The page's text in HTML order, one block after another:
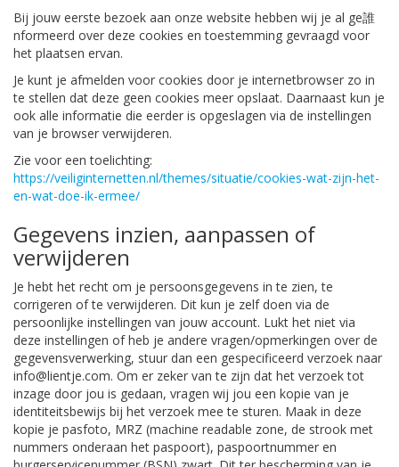
Bij jouw eerste bezoek aan onze website hebben wij je al ge誰
nformeerd over deze cookies en toestemming gevraagd voor
het plaatsen ervan.
Je kunt je afmelden voor cookies door je internetbrowser zo in
te stellen dat deze geen cookies meer opslaat. Daarnaast kun je
ook alle informatie die eerder is opgeslagen via de instellingen
van je browser verwijderen.
Zie voor een toelichting:
https://veiliginternetten.nl/themes/situatie/cookies-wat-zijn-het-
en-wat-doe-ik-ermee/
Gegevens inzien, aanpassen of
verwijderen
Je hebt het recht om je persoonsgegevens in te zien, te
corrigeren of te verwijderen. Dit kun je zelf doen via de
persoonlijke instellingen van jouw account. Lukt het niet via
deze instellingen of heb je andere vragen/opmerkingen over de
gegevensverwerking, stuur dan een gespecificeerd verzoek naar
info@lientje.com. Om er zeker van te zijn dat het verzoek tot
inzage door jou is gedaan, vragen wij jou een kopie van je
identiteitsbewijs bij het verzoek mee te sturen. Maak in deze
kopie je pasfoto, MRZ (machine readable zone, de strook met
nummers onderaan het paspoort), paspoortnummer en